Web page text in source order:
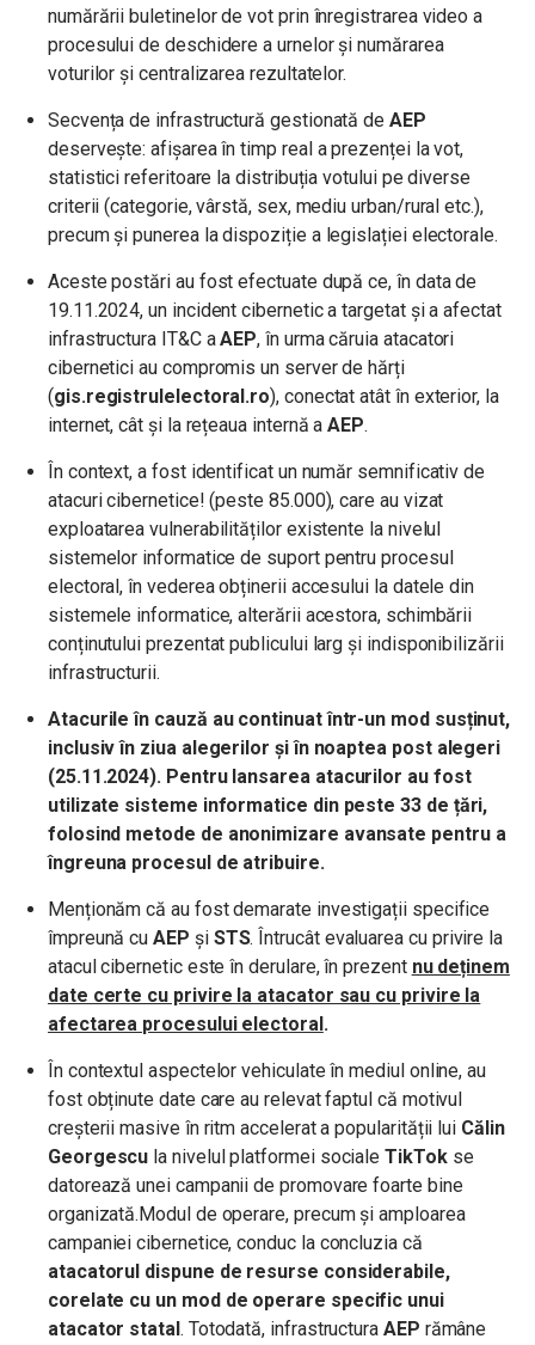
numărării buletinelor de vot prin înregistrarea video a
procesului de deschidere a urnelor și numărarea
voturilor și centralizarea rezultatelor.
Secvența de infrastructură gestionată deAEP
deservește: afișarea în timp real a prezenței la vot,
statistici referitoare la distribuția votului pe diverse
criterii (categorie, vârstă, sex, mediu urban/rural etc.),
precum și punerea la dispoziție a legislației electorale.
Aceste postări au fost efectuate după ce, în data de
19.11.2024, un incident cibernetic a targetat și a afectat
infrastructura IT&C aAEP, în urma căruia atacatori
cibernetici au compromis un server de hărți
(gis.registrulelectoral.ro), conectat atât în exterior, la
internet, cât și la rețeaua internă aAEP.
În context, a fost identificat un număr semnificativ de
atacuri cibernetice! (peste 85.000), care au vizat
exploatarea vulnerabilităților existente la nivelul
sistemelor informatice de suport pentru procesul
electoral, în vederea obținerii accesului la datele din
sistemele informatice, alterării acestora, schimbării
conținutului prezentat publicului larg și indisponibilizării
infrastructurii.
Atacurile în cauză au continuat într-un mod susținut,
inclusiv în ziua alegerilor și în noaptea post alegeri
(25.11.2024). Pentru lansarea atacurilor au fost
utilizate sisteme informatice din peste 33 de țări,
folosind metode de anonimizare avansate pentru a
îngreuna procesul de atribuire.
Menționăm că au fost demarate investigații specifice
împreună cuAEP și STS. Întrucât evaluarea cu privire la
atacul cibernetic este în derulare, în prezent nu deținem
date certe cu privire la atacator sau cu privire la
afectarea procesului electoral.
În contextul aspectelor vehiculate în mediul online, au
fost obținute date care au relevat faptul că motivul
creșterii masive în ritm accelerat a popularității lui Călin
Georgescu la nivelul platformei socialeTikTokse
datorează unei campanii de promovare foarte bine
organizată.Modul de operare, precum și amploarea
campaniei cibernetice, conduc la concluzia că
atacatorul dispune de resurse considerabile,
corelate cu un mod de operare specific unui
atacator statal. Totodată, infrastructura AEP rămâne